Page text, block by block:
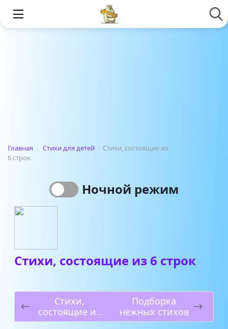
Главная › Стихи для детей › Стихи, состоящие из
6 строк
Ночной режим
Стихи, состоящие из 6 строк
Стихи,
состоящие из
10 строк
Подборка
нежных стихов